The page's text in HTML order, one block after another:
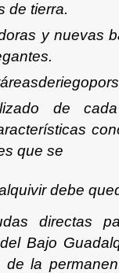
de tierra.
y nuevas
de
que se
debe
directas
Bajo
la